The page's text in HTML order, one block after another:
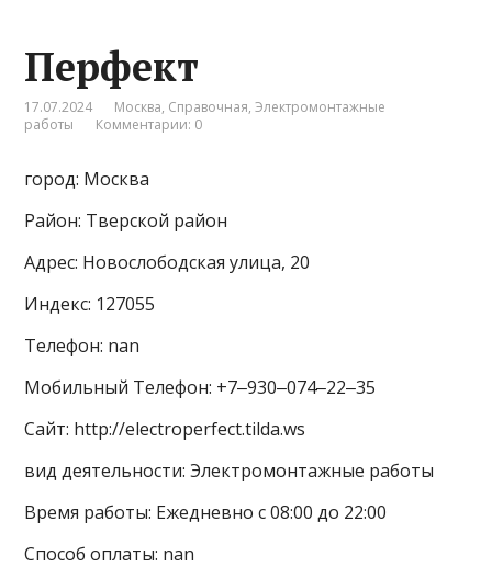
Перфект
17.07.2024 Москва, Справочная,Электромонтажные
работы
Комментарии: 0
город: Москва
Район: Тверской район
Адрес: Новослободская улица, 20
Индекс: 127055
Телефон: nan
Мобильный Телефон: +7‒930‒074‒22‒35
Сайт: http://electroperfect.tilda.ws
вид деятельности: Электромонтажные работы
Время работы: Ежедневно с 08:00 до 22:00
Способ оплаты: nan